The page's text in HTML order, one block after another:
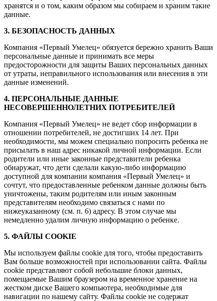
хранятся и о том, каким образом мы собираем и храним такие
данные.
3. БЕЗОПАСНОСТЬ ДАННЫХ
Компания «Первый Умелец» обязуется бережно хранить Ваши
персональные данные и принимать все меры
предосторожности для защиты Ваших персональных данных
от утраты, неправильного использования или внесения в эти
данные изменений.
4. ПЕРСОНАЛЬНЫЕ ДАННЫЕ
НЕСОВЕРШЕННОЛЕТНИХ ПОТРЕБИТЕЛЕЙ
Компания «Первый Умелец» не ведет сбор информации в
отношении потребителей, не достигших 14 лет. При
необходимости, мы можем специально попросить ребенка не
присылать в наш адрес никакой личной информации. Если
родители или иные законные представители ребенка
обнаружат, что дети сделали какую-либо информацию
доступной для компании компания «Первый Умелец» и
сочтут, что предоставленные ребенком данные должны быть
уничтожены, таким родителям или иным законным
представителям необходимо связаться с нами по
нижеуказанному (см. п. 6) адресу. В этом случае мы
немедленно удалим личную информацию о ребенке.
5. ФАЙЛЫ COOKIE
Мы используем файлы cookie для того, чтобы предоставить
Вам больше возможностей при использовании сайта. Файлы
cookie представляют собой небольшие блоки данных,
помещаемые Вашим браузером на временное хранение на
жестком диске Вашего компьютера, необходимые для
навигации по нашему сайту. Файлы cookie не содержат